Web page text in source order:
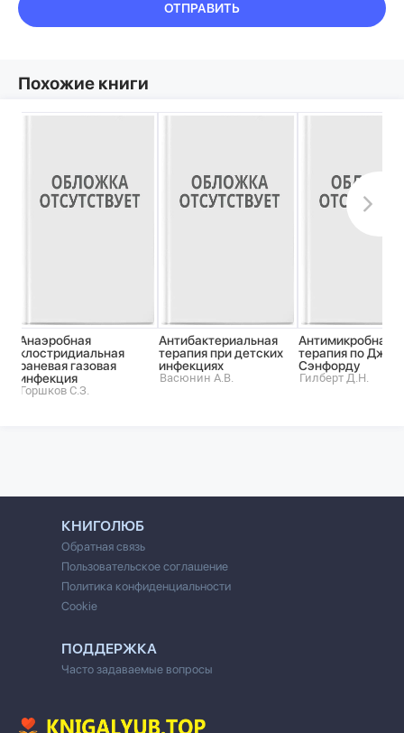
ОТПРАВИТЬ
Похожие книги
Анаэробная
клостридиальная
раневая газовая
инфекция
Горшков С.З.
Антибактериальная
терапия при детских
инфекциях
Васюнин А.В.
Антимикробная
терапия по Джею
Сэнфорду
Гилберт Д.Н.
КНИГОЛЮБ
Обратная связь
Пользовательское соглашение
Политика конфиденциальности
Cookie
ПОДДЕРЖКА
Часто задаваемые вопросы